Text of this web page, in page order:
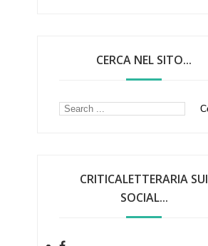
CERCA NEL SITO...
CRITICALETTERARIA SUI
SOCIAL...